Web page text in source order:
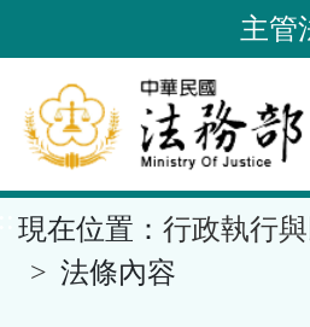
到
要
內
容
區
塊
主管
現在位置： 行政執行
法條內容